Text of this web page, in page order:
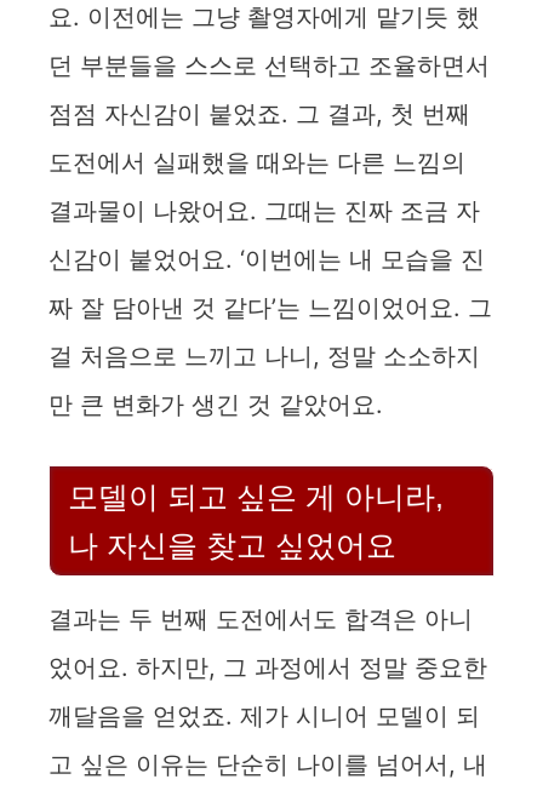
요. 이전에는 그냥 촬영자에게 맡기듯 했
던 부분들을 스스로 선택하고 조율하면서
점점 자신감이 붙었죠. 그 결과, 첫 번째
도전에서 실패했을 때와는 다른 느낌의
결과물이 나왔어요. 그때는 진짜 조금 자
신감이 붙었어요. ‘이번에는 내 모습을 진
짜 잘 담아낸 것 같다’는 느낌이었어요. 그
걸 처음으로 느끼고 나니, 정말 소소하지
만 큰 변화가 생긴 것 같았어요.
모델이 되고 싶은 게 아니라,
나 자신을 찾고 싶었어요
결과는 두 번째 도전에서도 합격은 아니
었어요. 하지만, 그 과정에서 정말 중요한
깨달음을 얻었죠. 제가 시니어 모델이 되
고 싶은 이유는 단순히 나이를 넘어서, 내